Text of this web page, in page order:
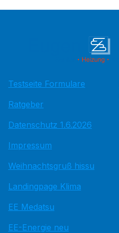
Testseite Formulare
Ratgeber
Datenschutz 1.6.2026
Impressum
Weihnachtsgruß hissu
Landingpage Klima
EE Medatsu
EE-Energie neu